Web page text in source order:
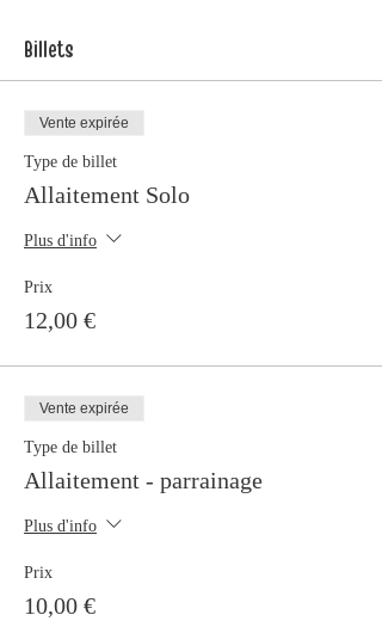
Billets
Vente expirée
Type de billet
Allaitement Solo
Plus d'info
Prix
12,00 €
Vente expirée
Type de billet
Allaitement - parrainage
Plus d'info
Prix
10,00 €